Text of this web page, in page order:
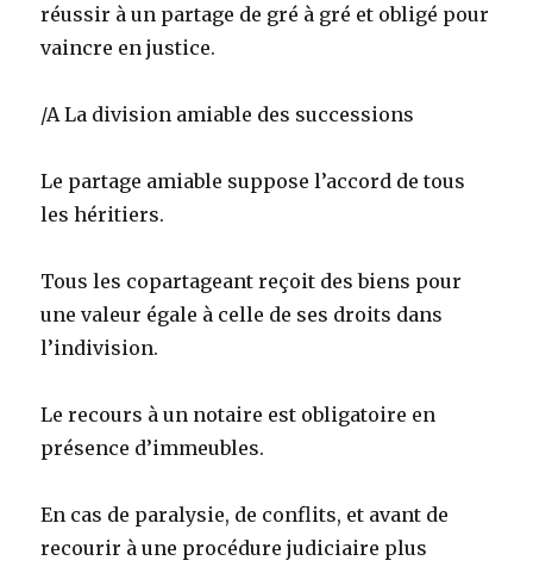
réussir à un partage de gré à gré et obligé pour
vaincre en justice.
/A La division amiable des successions
Le partage amiable suppose l’accord de tous
les héritiers.
Tous les copartageant reçoit des biens pour
une valeur égale à celle de ses droits dans
l’indivision.
Le recours à un notaire est obligatoire en
présence d’immeubles.
En cas de paralysie, de conflits, et avant de
recourir à une procédure judiciaire plus